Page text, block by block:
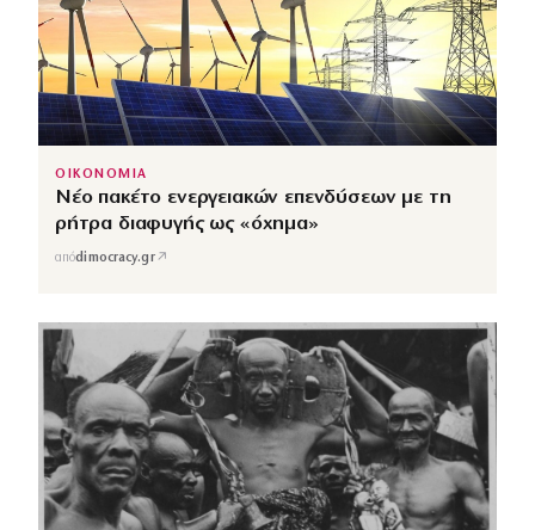
ΟΙΚΟΝΟΜΙΑ
Νέο πακέτο ενεργειακών επενδύσεων με τη
ρήτρα διαφυγής ως «όχημα»
απόdimocracy.gr↗